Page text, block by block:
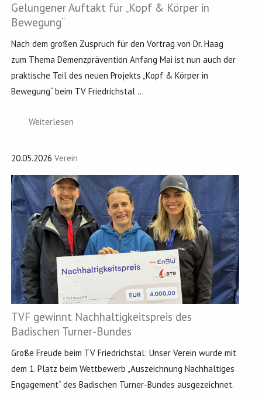
Gelungener Auftakt für „Kopf & Körper in
Bewegung“
Nach dem großen Zuspruch für den Vortrag von Dr. Haag
zum Thema Demenzprävention Anfang Mai ist nun auch der
praktische Teil des neuen Projekts „Kopf & Körper in
Bewegung“ beim TV Friedrichstal ...
Weiterlesen
20.05.2026 Verein
TVF gewinnt Nachhaltigkeitspreis des
Badischen Turner-Bundes
Große Freude beim TV Friedrichstal: Unser Verein wurde mit
dem 1. Platz beim Wettbewerb „Auszeichnung Nachhaltiges
Engagement“ des Badischen Turner-Bundes ausgezeichnet.